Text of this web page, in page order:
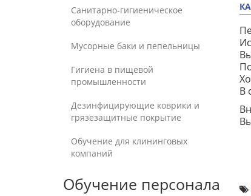
Санитарно-гигиеническое
оборудование
Мусорные баки и пепельницы
Гигиена в пищевой
промышленности
Дезинфицирующие коврики и
грязезащитные покрытие
Обучение для клининговых
компаний
Обучение персонала
В